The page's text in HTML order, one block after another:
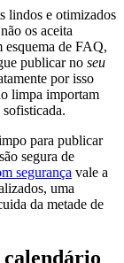
lindos e otimizados
os aceita
de FAQ,
publicar no seu
por isso
limpa importam
para publicar
segura de
segurança vale a
uma
da metade de
calendário